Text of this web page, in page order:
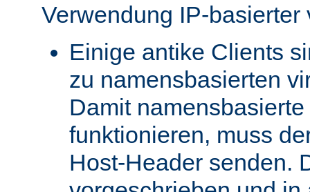
Verwendung IP-
Einige antike Clients
zu namensbasierten
Damit
funktionieren, muss
Host-Header senden.